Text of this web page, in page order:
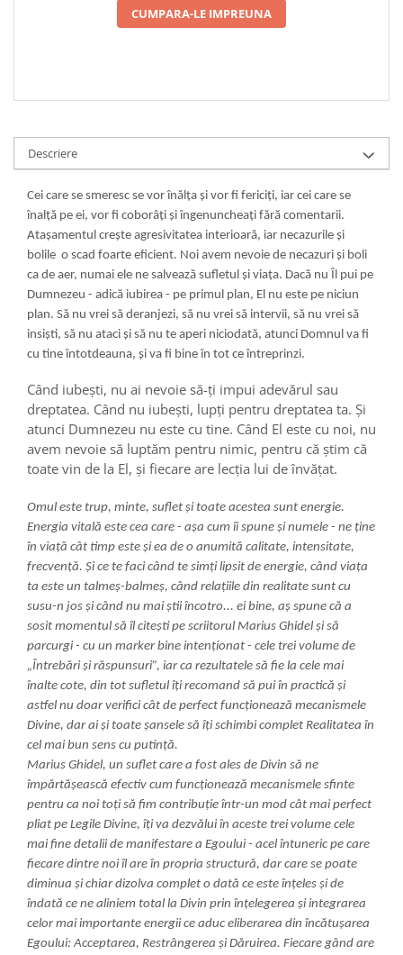
CUMPARA-LE IMPREUNA
Descriere
Cei care se smeresc se vor înălța și vor fi fericiți, iar cei care se
înalță pe ei, vor fi coborâți și îngenuncheați fără comentarii.
Atașamentul crește agresivitatea interioară, iar necazurile și
bolile o scad foarte eficient. Noi avem nevoie de necazuri și boli
ca de aer, numai ele ne salvează sufletul și viața. Dacă nu Îl pui pe
Dumnezeu - adică iubirea - pe primul plan, El nu este pe niciun
plan. Să nu vrei să deranjezi, să nu vrei să intervii, să nu vrei să
insiști, să nu ataci și să nu te aperi niciodată, atunci Domnul va fi
cu tine întotdeauna, și va fi bine în tot ce întreprinzi.
Când iubești, nu ai nevoie să-ți impui adevărul sau
dreptatea. Când nu iubești, lupți pentru dreptatea ta. Și
atunci Dumnezeu nu este cu tine. Când El este cu noi, nu
avem nevoie să luptăm pentru nimic, pentru că știm că
toate vin de la El, și fiecare are lecția lui de învățat.
Omul este trup, minte, suflet și toate acestea sunt energie.
Energia vitală este cea care - așa cum îi spune și numele - ne ține
în viață cât timp este și ea de o anumită calitate, intensitate,
frecvență. Și ce te faci când te simți lipsit de energie, când viața
ta este un talmeș-balmeș, când relațiile din realitate sunt cu
susu-n jos și când nu mai știi încotro... ei bine, aș spune că a
sosit momentul să îl citești pe scriitorul Marius Ghidel și să
parcurgi - cu un marker bine intenționat - cele trei volume de
„Întrebări și răspunsuri”, iar ca rezultatele să fie la cele mai
înalte cote, din tot sufletul îți recomand să pui în practică și
astfel nu doar verifici cât de perfect funcționează mecanismele
Divine, dar ai și toate șansele să îți schimbi complet Realitatea în
cel mai bun sens cu putință.
Marius Ghidel, un suflet care a fost ales de Divin să ne
împărtășească efectiv cum funcționează mecanismele sfinte
pentru ca noi toți să fim contribuție într-un mod cât mai perfect
pliat pe Legile Divine, îți va dezvălui în aceste trei volume cele
mai fine detalii de manifestare a Egoului - acel întuneric pe care
fiecare dintre noi îl are în propria structură, dar care se poate
diminua și chiar dizolva complet o dată ce este înțeles și de
îndată ce ne aliniem total la Divin prin înțelegerea și integrarea
celor mai importante energii ce aduc eliberarea din încătușarea
Egoului: Acceptarea, Restrângerea și Dăruirea. Fiecare gând are